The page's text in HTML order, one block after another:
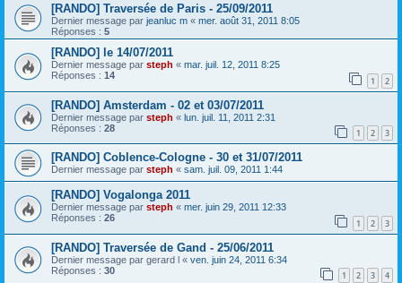
[RANDO] Traversée de Paris - 25/09/2011
Dernier message par jeanluc m « mer. août 31, 2011 8:05
Réponses : 5
[RANDO] le 14/07/2011
Dernier message par steph « mar. juil. 12, 2011 8:25
Réponses : 14 1 2
[RANDO] Amsterdam - 02 et 03/07/2011
Dernier message par steph « lun. juil. 11, 2011 2:31
Réponses : 28 1 2 3
[RANDO] Coblence-Cologne - 30 et 31/07/2011
Dernier message par steph « sam. juil. 09, 2011 1:44
[RANDO] Vogalonga 2011
Dernier message par steph « mer. juin 29, 2011 12:33
Réponses : 26 1 2 3
[RANDO] Traversée de Gand - 25/06/2011
Dernier message par gerard l « ven. juin 24, 2011 6:34
Réponses : 30 1 2 3 4